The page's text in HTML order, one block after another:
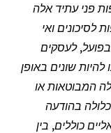
פני עתיד אלה
לסיכונים ואי
בפועל, לעסקים
להיות שונים באופן
המבוטאות או
בהודעה
כוללים, בין